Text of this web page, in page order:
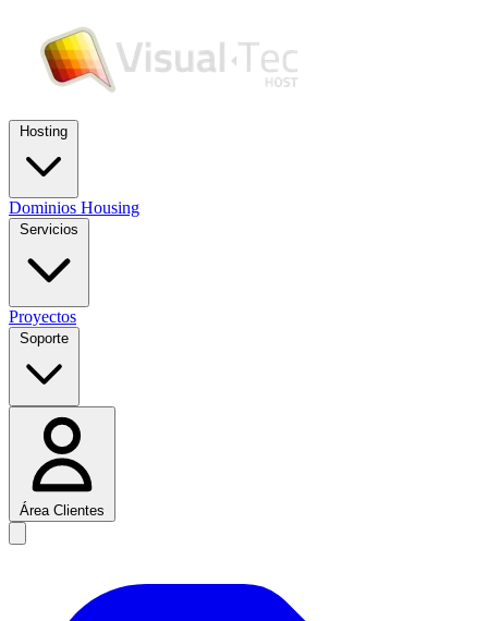
Hosting
Dominios Housing
Servicios
Proyectos
Soporte
Área Clientes